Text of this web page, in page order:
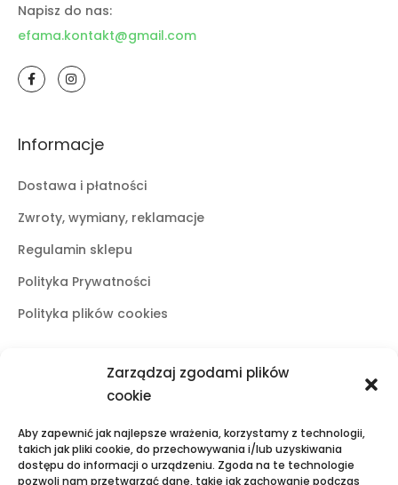
Zarządzaj zgodami plików
cookie
Aby zapewnić jak najlepsze wrażenia, korzystamy z technologii,
takich jak pliki cookie, do przechowywania i/lub uzyskiwania
dostępu do informacji o urządzeniu. Zgoda na te technologie
pozwoli nam przetwarzać dane, takie jak zachowanie podczas
Napisz do nas:
efama.kontakt@gmail.com
Informacje
Dostawa i płatności
Zwroty, wymiany, reklamacje
Regulamin sklepu
Polityka Prywatności
Polityka plików cookies
Butiki stacjonarne
ul. Świętoduska 10
mail:fama.lublin@op.pl